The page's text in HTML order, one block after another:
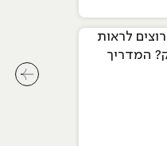
לראות
המדריך
לחץ